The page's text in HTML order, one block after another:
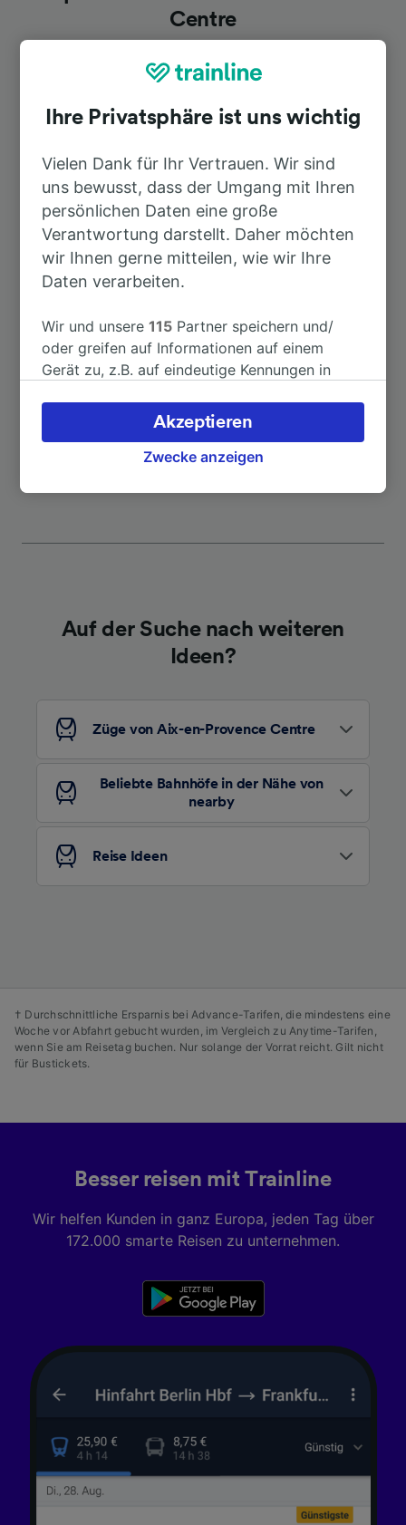
Centre
Nach Marseille St-Charles 36min
Nach Aix-en-Provence TGV 1h 15min
Nach Manosque—Gréoux-les-Bains 40min
Nach Cassis
Nach Gap 2h 32min
Nach Sisteron 1h 21min
Weitere Verbindungen sehen
Auf der Suche nach weiteren
Ideen?
Züge von Aix-en-Provence Centre
Beliebte Bahnhöfe in der Nähe von
nearby
Reise Ideen
† Durchschnittliche Ersparnis bei Advance-Tarifen, die mindestens eine
Woche vor Abfahrt gebucht wurden, im Vergleich zu Anytime-Tarifen,
wenn Sie am Reisetag buchen. Nur solange der Vorrat reicht. Gilt nicht
für Bustickets.
Besser reisen mit Trainline
Wir helfen Kunden in ganz Europa, jeden Tag über
172.000 smarte Reisen zu unternehmen.
Ihre Privatsphäre ist uns wichtig
Vielen Dank für Ihr Vertrauen. Wir sind
uns bewusst, dass der Umgang mit Ihren
persönlichen Daten eine große
Verantwortung darstellt. Daher möchten
wir Ihnen gerne mitteilen, wie wir Ihre
Daten verarbeiten.
Wir und unsere115 Partner speichern und/
oder greifen auf Informationen auf einem
Gerät zu, z.B. auf eindeutige Kennungen in
verarbeiten. Sie können Ihre Präferenzen
akzeptieren oder verwalten, einschließlich
Ihres Widerspruchsrechts bei berechtigtem
werden unseren Partnern signalisiert und
Surfverhalten nicht zu verfolgen.
Wir und unsere Partner verarbeiten Daten, um
Endgeräteeigenschaften zur Identifikation
aktiv abfragen. Speichern von oder Zugriff auf
Informationen auf einem Endgerät.
Personalisierte Werbung und Inhalte, Messung
von Werbeleistung und der Performance von
Angeboten.
Liste der Partner (Lieferanten)
Zwecke anzeigen
Akzeptieren